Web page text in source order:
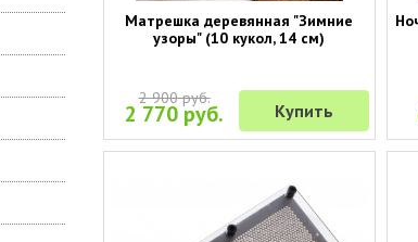
Матрешка деревянная "Зимние
узоры" (10 кукол, 14 см)
2 900 руб.
2 770 руб. Купить